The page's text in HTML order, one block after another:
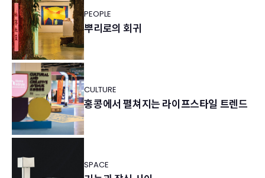
PEOPLE
뿌리로의 회귀
CULTURE
홍콩에서 펼쳐지는 라이프스타일 트렌드
SPACE